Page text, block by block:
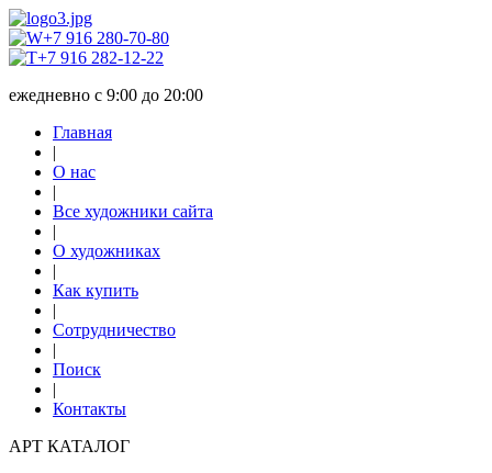
+7 916 280-70-80
+7 916 282-12-22
ежедневно с 9:00 до 20:00
Главная
|
О нас
|
Все художники сайта
|
О художниках
|
Как купить
|
Сотрудничество
|
Поиск
|
Контакты
АРТ КАТАЛОГ